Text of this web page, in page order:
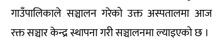
गाउँपालिकाले सञ्चालन गरेको उक्त अस्पतालमा आज
रक्त सञ्चार केन्द्र स्थापना गरी सञ्चालनमा ल्याइएको छ ।